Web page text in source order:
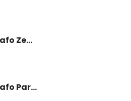
Bolígrafo Zebra J-Roller Le Gel 0.7 Mm Azul
Bolígrafo Parker Jotter Kensington Ct Bp